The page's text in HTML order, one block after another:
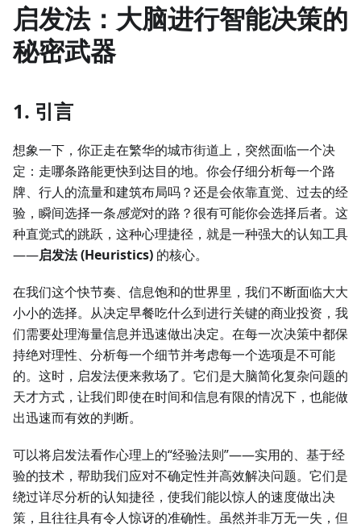
启发法：大脑进行智能决策的
秘密武器
1. 引言
想象一下，你正走在繁华的城市街道上，突然面临一个决
定：走哪条路能更快到达目的地。你会仔细分析每一个路
牌、行人的流量和建筑布局吗？还是会依靠直觉、过去的经
验，瞬间选择一条感觉对的路？很有可能你会选择后者。这
种直觉式的跳跃，这种心理捷径，就是一种强大的认知工具
——启发法 (Heuristics) 的核心。
在我们这个快节奏、信息饱和的世界里，我们不断面临大大
小小的选择。从决定早餐吃什么到进行关键的商业投资，我
们需要处理海量信息并迅速做出决定。在每一次决策中都保
持绝对理性、分析每一个细节并考虑每一个选项是不可能
的。这时，启发法便来救场了。它们是大脑简化复杂问题的
天才方式，让我们即使在时间和信息有限的情况下，也能做
出迅速而有效的判断。
可以将启发法看作心理上的“经验法则”——实用的、基于经
验的技术，帮助我们应对不确定性并高效解决问题。它们是
绕过详尽分析的认知捷径，使我们能以惊人的速度做出决
策，且往往具有令人惊讶的准确性。虽然并非万无一失，但